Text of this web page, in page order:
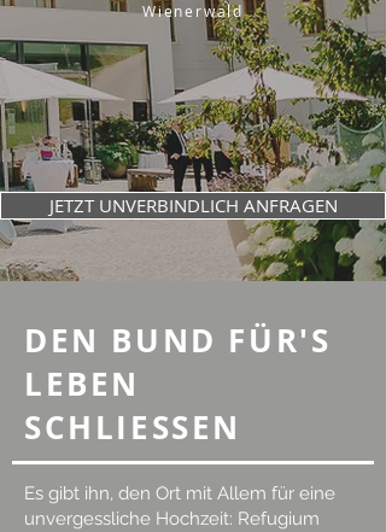
DEN BUND FÜR'S
LEBEN
SCHLIESSEN
Es gibt ihn, den Ort mit Allem für eine
unvergessliche Hochzeit: Refugium
JETZT UNVERBINDLICH ANFRAGEN
Wienerwald